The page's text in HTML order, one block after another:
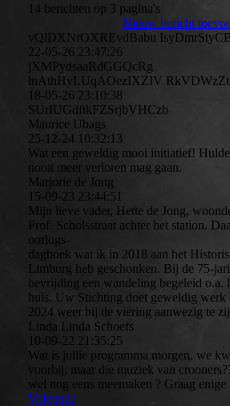
14 berichten op 3 pagina's
Nieuw bericht
vQlDXNrOXREvdBabu
22-05-26 23:47:26
jXMPydsaaRdGGQcRg
lnAthHyLUqAOezIXZIV
18-05-26 23:10:38
SUrIUGdftkFZSrjbVHCzb
Maurice Ubags
25-12-24 10:32:13
Wat een geweldig mooi initiatief!
nooit meer verloren mag gaan.
Marjorie de Jong
15-09-23 23:44:51
Mijn lieve vader, Hette de Jong,
Prof. Scholsstraat achter het station.
oorlogs-
dagboek wat ik in 2018 aan het
Limburg heb geschonken. Bij de 75-
bevrijding een wandeling begeleid o.a.
huis. Uw Stichting doet geweldig werk
2024 weer bij de viering aanwezig te
Linda Linda Schoefs
10-09-22 21:35:25
Wat is jullie programma morgen. we
voorbij, maar die muziek van
wel nog eens meemaken ? Graag
Volgende